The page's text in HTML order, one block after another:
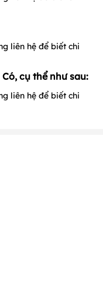
liên hệ để biết chi
cụ thể như sau:
liên hệ để biết chi